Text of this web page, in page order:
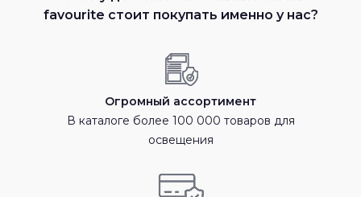
favourite стоит покупать именно у нас?
Огромный ассортимент
В каталоге более 100 000 товаров для
освещения